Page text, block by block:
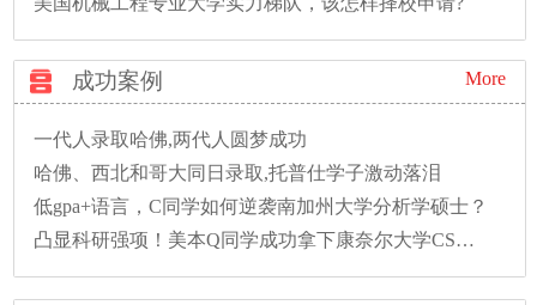
成功案例 More
一代人录取哈佛,两代人圆梦成功
哈佛、西北和哥大同日录取,托普仕学子激动落泪
低gpa+语言，C同学如何逆袭南加州大学分析学硕士？
凸显科研强项！美本Q同学成功拿下康奈尔大学CS硕士录取！